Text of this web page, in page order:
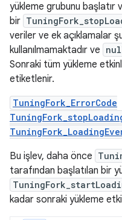
yükleme grubunu başlatır
bir
veriler ve ek açıklamalar
kullanılmamaktadır ve
Sonraki tüm yükleme
etiketlenir.
TuningFork_ErrorCode
Bu işlev, daha önce
tarafından başlatılan bir
kadar sonraki yükleme